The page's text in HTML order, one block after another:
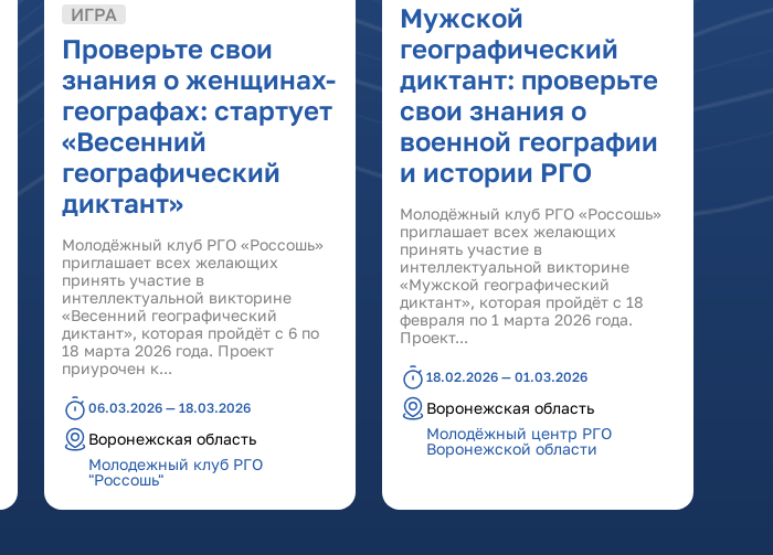
ИГРА
Проверьте свои
знания о женщинах-
географах: стартует
«Весенний
географический
диктант»
Молодёжный клуб РГО «Россошь»
приглашает всех желающих
принять участие в
интеллектуальной викторине
«Весенний географический
диктант», которая пройдёт с 6 по
18 марта 2026 года. Проект
приурочен к...
06.03.2026 — 18.03.2026
Воронежская область
Молодежный клуб РГО
"Россошь"
Мужской
географический
диктант: проверьте
свои знания о
военной географии
и истории РГО
Молодёжный клуб РГО «Россошь»
приглашает всех желающих
принять участие в
интеллектуальной викторине
«Мужской географический
диктант», которая пройдёт с 18
февраля по 1 марта 2026 года.
Проект...
18.02.2026 — 01.03.2026
Воронежская область
Молодёжный центр РГО
Воронежской области